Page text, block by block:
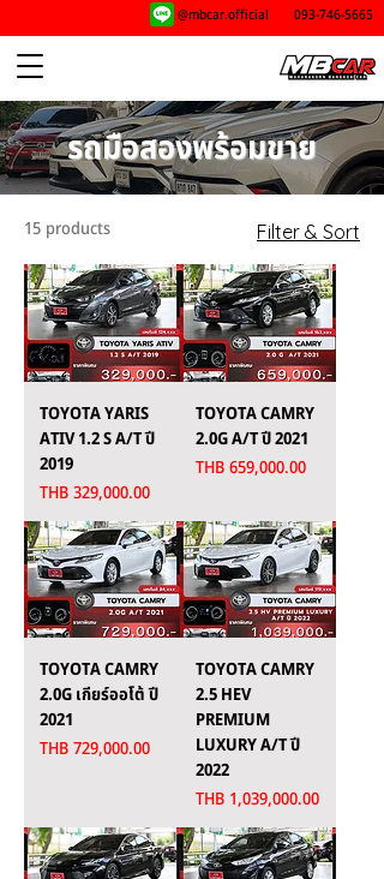
@mbcar.official 093-746-5665
รถมือสองพร้อมขาย
15 products Filter & Sort
TOYOTA YARIS
ATIV 1.2 S A/T ปี
2019
Price
THB 329,000.00
TOYOTA CAMRY
2.0G A/T ปี 2021
Price
THB 659,000.00
TOYOTA CAMRY
2.0G เกียร์ออโต้ ปี
2021
Price
THB 729,000.00
TOYOTA CAMRY
2.5 HEV
PREMIUM
LUXURY A/T ปี
2022
Price
THB 1,039,000.00